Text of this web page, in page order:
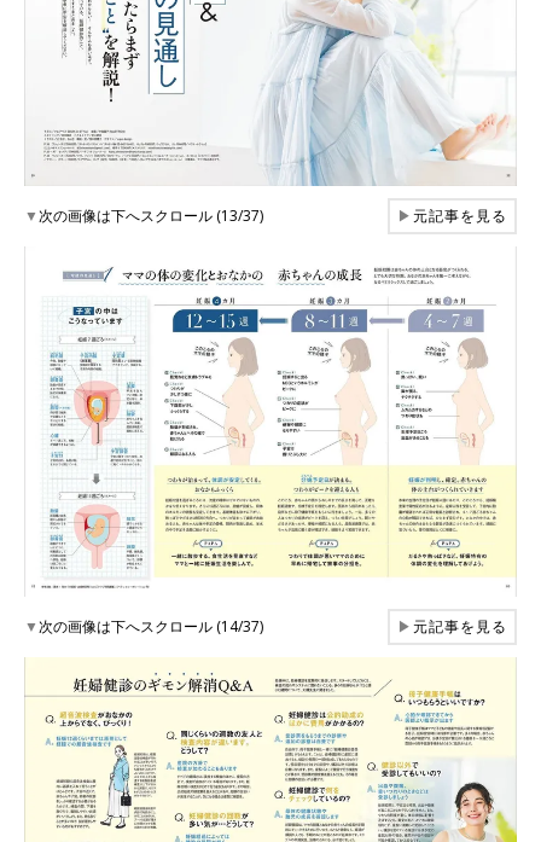
▼次の画像は下へスクロール (13/37) ▶元記事を見る
▼次の画像は下へスクロール (14/37) ▶元記事を見る